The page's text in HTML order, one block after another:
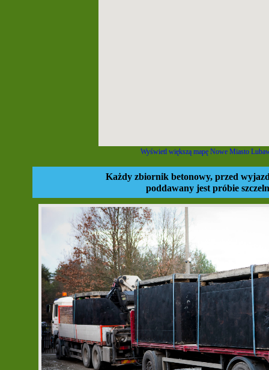
Wyświetl większą mapę Nowe Miasto
Każdy zbiornik betonowy, przed
poddawany jest próbie